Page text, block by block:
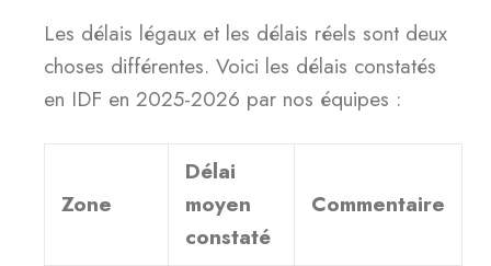
Les délais légaux et les délais réels sont deux
choses différentes. Voici les délais constatés
en IDF en 2025-2026 par nos équipes :
Zone
Délai
moyen
constaté
Commentaire